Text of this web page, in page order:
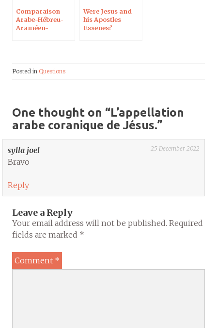
Comparaison
Arabe-Hébreu-
Araméen-
Were Jesus and
his Apostles
Essenes?
Posted in Questions
One thought on “L’appellation
arabe coranique de Jésus.”
sylla joel 25 December 2022
Bravo
Reply
Leave a Reply
Your email address will not be published. Required
fields are marked *
Comment *